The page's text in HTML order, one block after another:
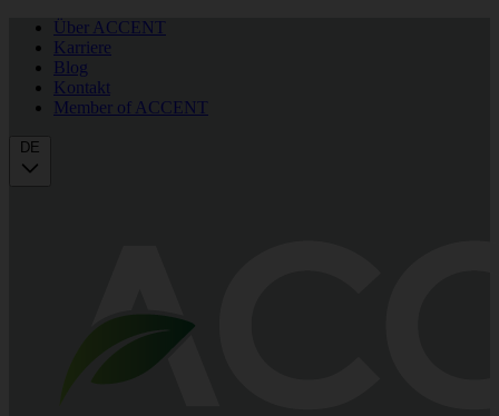
Über ACCENT
Karriere
Blog
Kontakt
Member of ACCENT
DE